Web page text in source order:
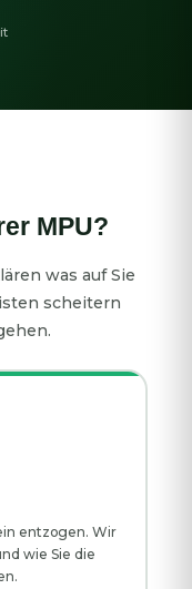
MPU?
was auf Sie
scheitern
entzogen. Wir
wie Sie die